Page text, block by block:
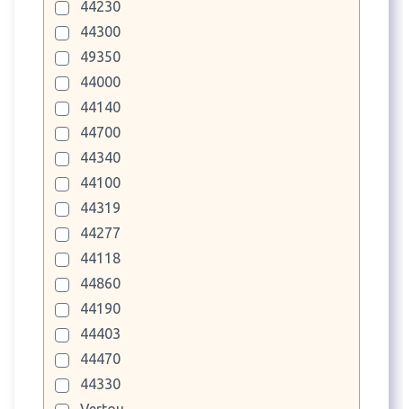
44230
44300
49350
44000
44140
44700
44340
44100
44319
44277
44118
44860
44190
44403
44470
44330